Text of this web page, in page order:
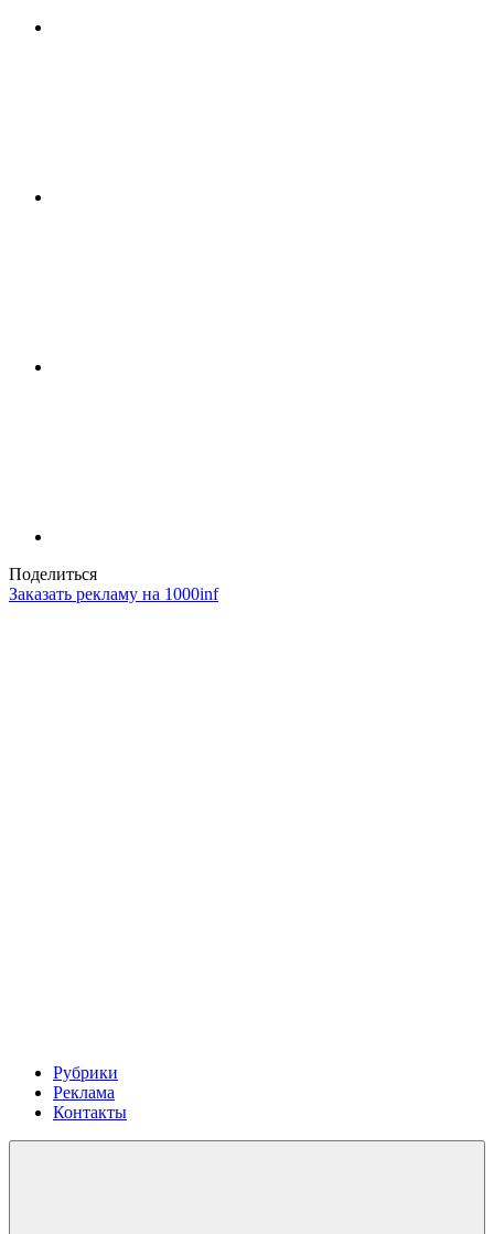
Поделиться
Заказать рекламу на 1000inf
Рубрики
Реклама
Контакты